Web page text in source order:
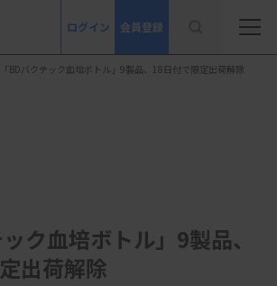
ログイン 会員登録
「BDバクテック血培ボトル」9製品、18日付で限定出荷解除
ック血培ボトル」9製品、
出荷解除